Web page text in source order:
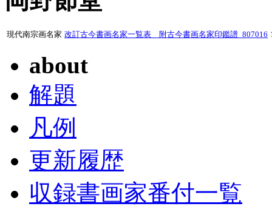
現代南宗画名家 改訂古今書画名家一覧表 附古今書画名家印鑑譜_807016
about
解題
凡例
更新履歴
収録書画家番付一覧